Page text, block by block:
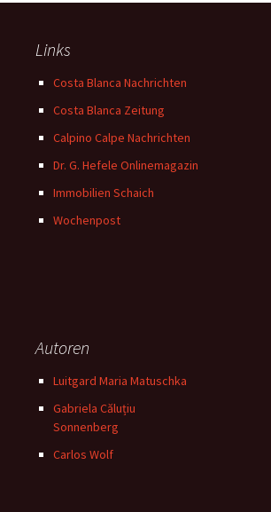
Links
Costa Blanca Nachrichten
Costa Blanca Zeitung
Calpino Calpe Nachrichten
Dr. G. Hefele Onlinemagazin
Immobilien Schaich
Wochenpost
Autoren
Luitgard Maria Matuschka
Gabriela Căluțiu
Sonnenberg
Carlos Wolf